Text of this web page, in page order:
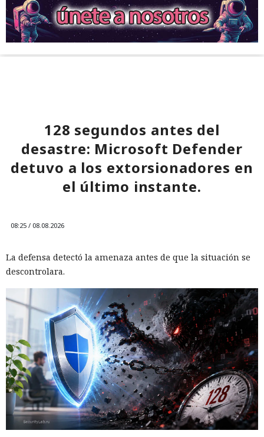
128 segundos antes del
desastre: Microsoft Defender
detuvo a los extorsionadores en
el último instante.
08:25 / 08.08.2026
La defensa detectó la amenaza antes de que la situación se
descontrolara.